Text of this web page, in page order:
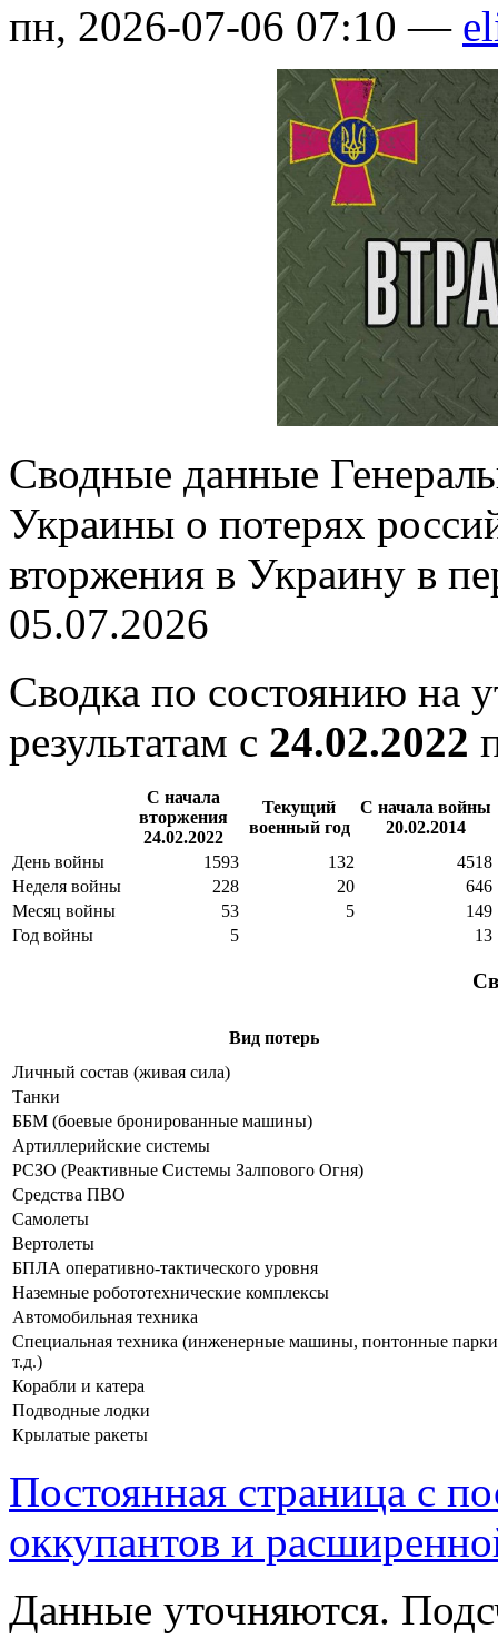
пн, 2026-07-06 07:10 —
Сводные данные
Украины о потерях
вторжения в Украину в
05.07.2026
Сводка по состоянию на
результатам с 24.02.2022
С начала
вторжения
24.02.2022
Текущий
военный год
С начала войны
20.02.2014
День войны
1593 132
4518
Неделя войны
228 20
646
Месяц войны
53 5
149
Год войны
5 13
Вид потерь
Личный состав (живая сила)
Танки
ББМ (боевые бронированные машины)
Артиллерийские системы
РСЗО (Реактивные Системы Залпового Огня)
Средства ПВО
Самолеты
Вертолеты
БПЛА оперативно-тактического уровня
Наземные робототехнические комплексы
Автомобильная техника
Специальная техника (инженерные машины, понтонные
т.д.)
Корабли и катера
Подводные лодки
Крылатые ракеты
Постоянная страница с
оккупантов и
Данные уточняются.